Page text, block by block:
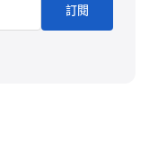
訂閱